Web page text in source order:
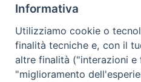
Redazione
Scrivici
Informativa
Utilizziamo cookie o
finalità tecniche e, con il
altre finalità ("interazioni e
"miglioramento